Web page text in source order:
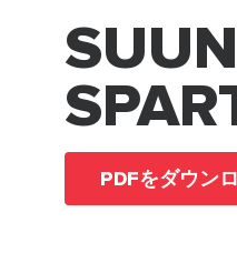
PDFをダウン